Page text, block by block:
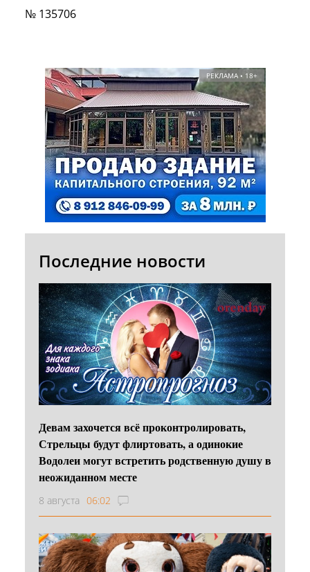
№ 135706
РЕКЛАМА • 18+
Последние новости
Девам захочется всё проконтролировать,
Стрельцы будут флиртовать, а одинокие
Водолеи могут встретить родственную душу в
неожиданном месте
8 августа 06:02